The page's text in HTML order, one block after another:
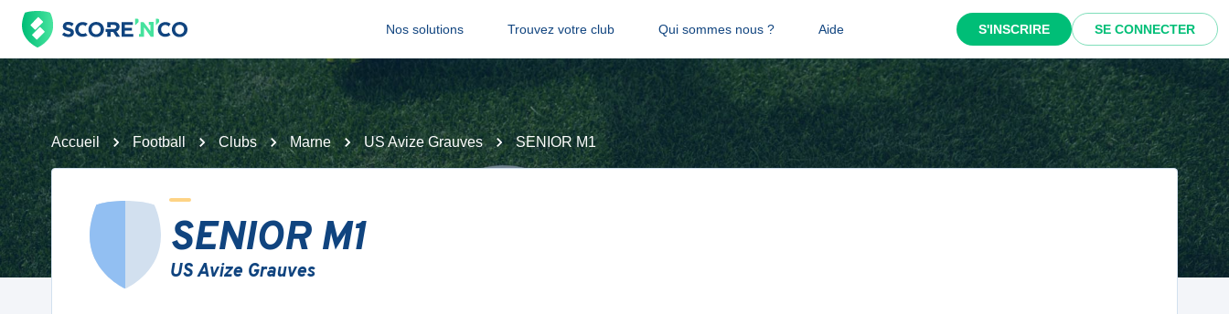
Nos solutions Trouvez votre club Qui sommes nous ? Aide S'INSCRIRE SE CONNECTER
Accueil Football Clubs Marne US Avize Grauves SENIOR M1
SENIOR M1
US Avize Grauves